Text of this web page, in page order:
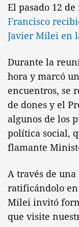
El pasado 12
Francisco
Javier Milei en
Durante la
hora y marcó
encuentros, se
de dones y el
algunos de los
política social,
flamante
A través de
ratificándolo en
Milei invitó
que visite